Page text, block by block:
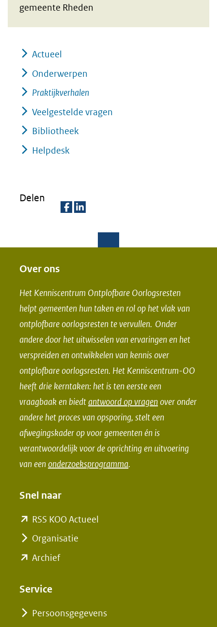
gemeente Rheden
Actueel
Onderwerpen
Praktijkverhalen
Veelgestelde vragen
Bibliotheek
Helpdesk
Delen
o
p
F
a
c
e
b
o
o
k
(opent
nieuw
naar
andere
o
p
L
i
n
k
e
d
I
(opent
nieuw
naar
andere
Over ons
Het Kenniscentrum Ontplofbare Oorlogsresten
helpt gemeenten hun taken en rol op het vlak van
ontplofbare oorlogsresten te vervullen. Onder
andere door het uitwisselen van ervaringen en het
verspreiden en ontwikkelen van kennis over
ontplofbare oorlogsresten. Het Kenniscentrum-OO
heeft drie kerntaken: het is ten eerste een
vraagbaak en biedtantwoord op vragen over onder
andere het proces van opsporing, stelt een
afwegingskader op voor gemeenten én is
verantwoordelijk voor de oprichting en uitvoering
van een onderzoeksprogramma.
Snel naar
RSS KOO Actueel
een
Organisatie
Archief(opent
(verwijst
Service
Persoonsgegevens